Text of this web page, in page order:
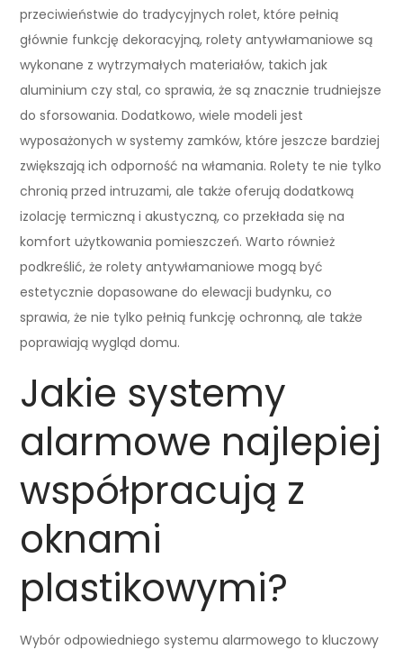
przeciwieństwie do tradycyjnych rolet, które pełnią
głównie funkcję dekoracyjną, rolety antywłamaniowe są
wykonane z wytrzymałych materiałów, takich jak
aluminium czy stal, co sprawia, że są znacznie trudniejsze
do sforsowania. Dodatkowo, wiele modeli jest
wyposażonych w systemy zamków, które jeszcze bardziej
zwiększają ich odporność na włamania. Rolety te nie tylko
chronią przed intruzami, ale także oferują dodatkową
izolację termiczną i akustyczną, co przekłada się na
komfort użytkowania pomieszczeń. Warto również
podkreślić, że rolety antywłamaniowe mogą być
estetycznie dopasowane do elewacji budynku, co
sprawia, że nie tylko pełnią funkcję ochronną, ale także
poprawiają wygląd domu.
Jakie systemy
alarmowe najlepiej
współpracują z
oknami
plastikowymi?
Wybór odpowiedniego systemu alarmowego to kluczowy